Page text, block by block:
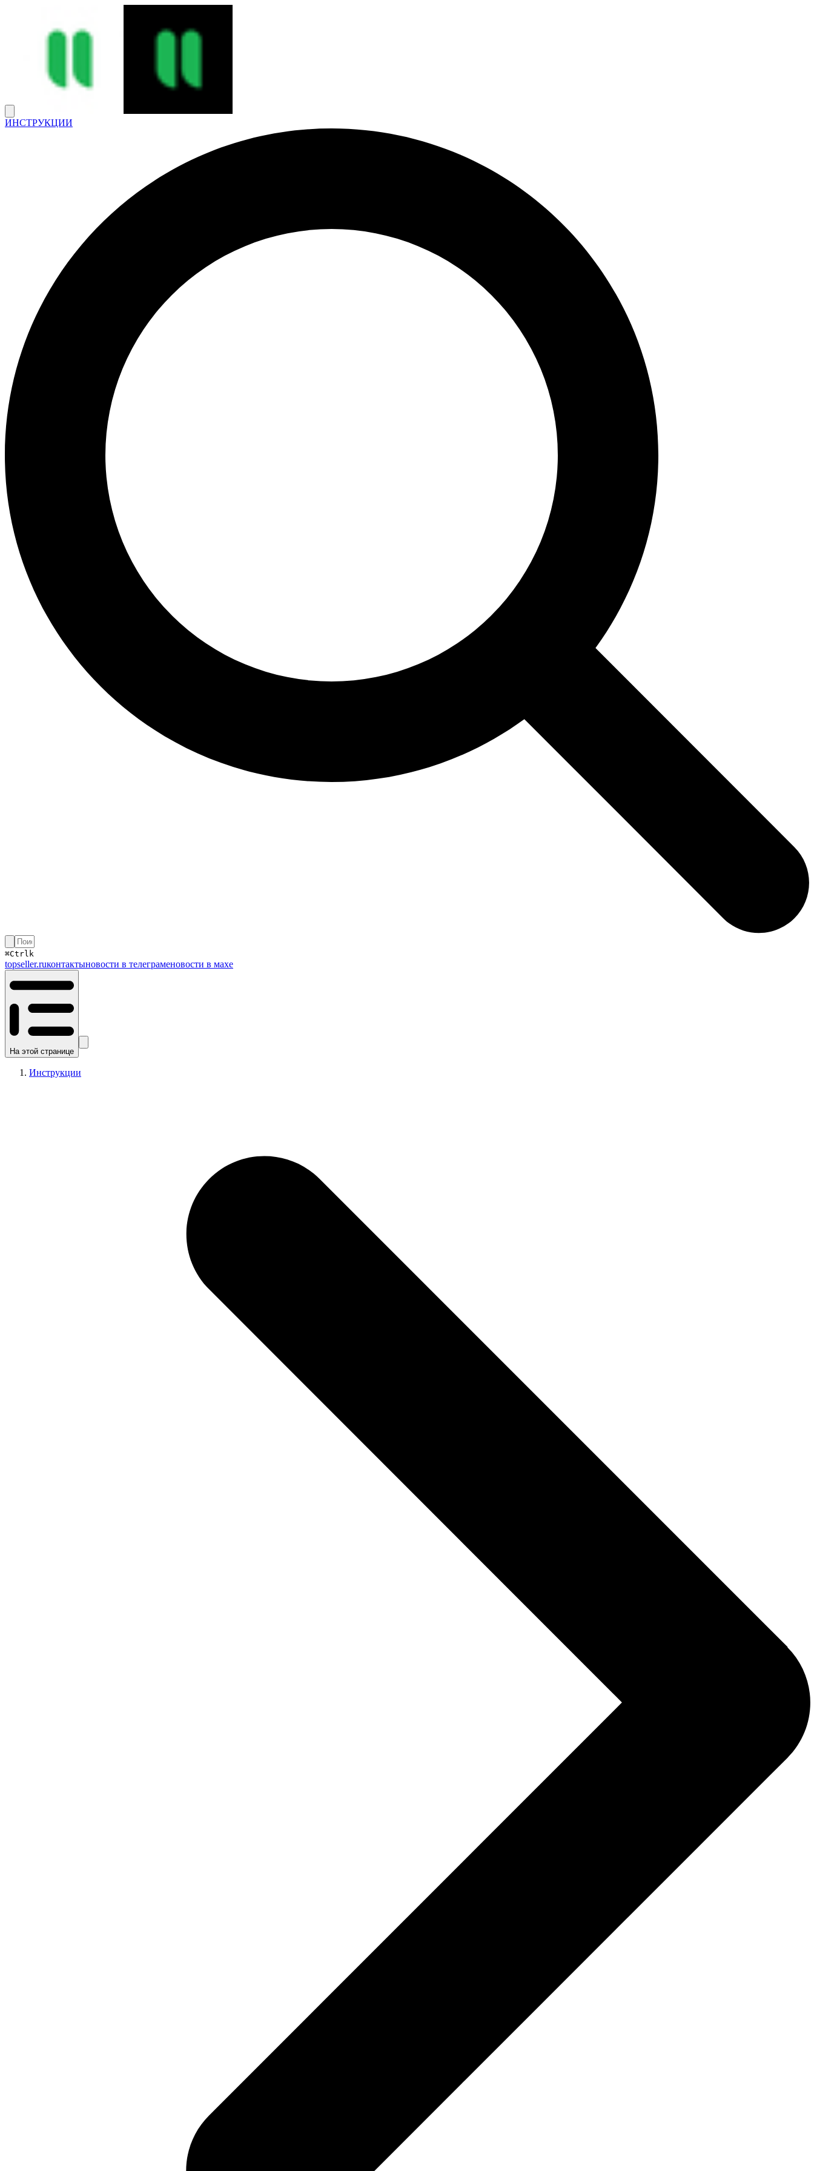
ИНСТРУКЦИИ
⌘Ctrl k
topseller.ruконтактыновости в телеграменовости в махе
На этой странице
Инструкции